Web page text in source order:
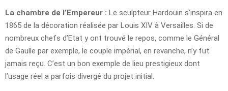
La chambre de l’Empereur : Le sculpteur Hardouin s’inspira en
1865 de la décoration réalisée par Louis XIV à Versailles. Si de
nombreux chefs d’Etat y ont trouvé le repos, comme le Général
de Gaulle par exemple, le couple impérial, en revanche, n’y fut
jamais reçu. C’est un bon exemple de lieu prestigieux dont
l’usage réel a parfois divergé du projet initial.